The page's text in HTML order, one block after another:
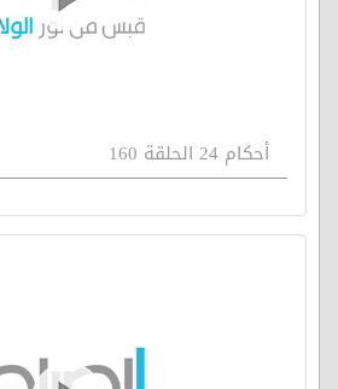
أحكام 24 الحلقة 160